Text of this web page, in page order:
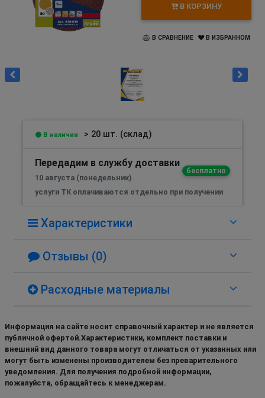
В КОРЗИНУ
В СРАВНЕНИЕ В ИЗБРАННОМ
В наличии > 20 шт. (склад)
Передадим в службу доставки
бесплатно
10 августа (понедельник)
услуги ТК оплачиваются отдельно при получении
Характеристики
Отзывы (0)
Расходные материалы
Информация на сайте носит справочный характер и не является
публичной офертой.Характеристики, комплект поставки и
внешний вид данного товара могут отличаться от указанных или
могут быть изменены производителем без преварительного
уведомления. Для получения подробной информации,
пожалуйста, обращайтесь к менеджерам.